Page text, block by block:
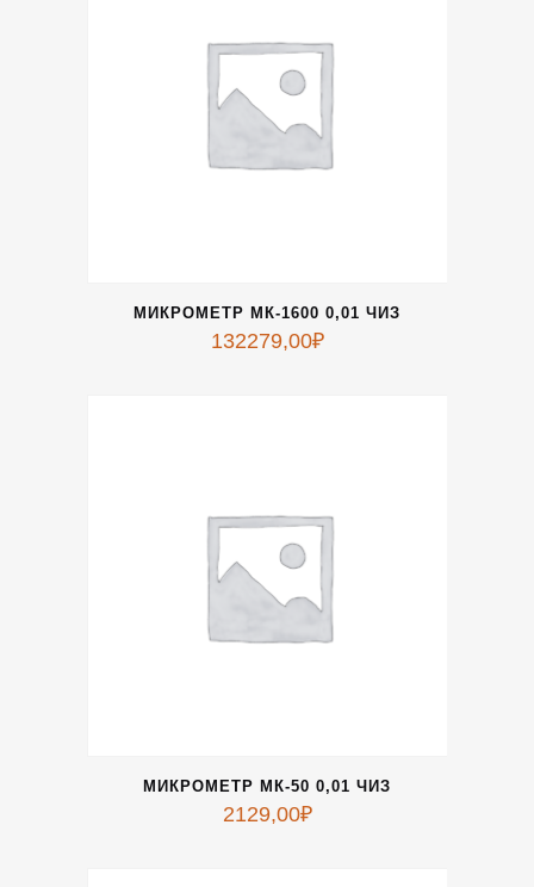
МИКРОМЕТР МК-1600 0,01 ЧИЗ
132279,00₽
МИКРОМЕТР МК-50 0,01 ЧИЗ
2129,00₽